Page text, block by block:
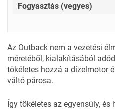
Fogyasztás (vegyes)
Az Outback nem a vezetési
méretéből, kialakításából
tökéletes hozzá a dízelmotor
váltó párosa.
Így tökéletes az egyensúly,